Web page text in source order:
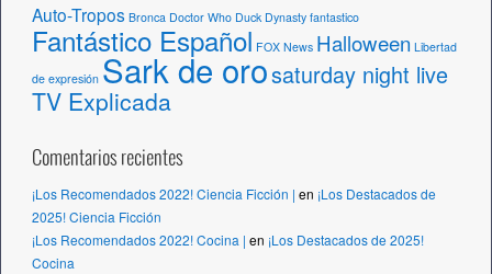
Auto-Tropos Bronca Doctor Who Duck Dynasty fantastico
Fantástico Español FOX News Halloween Libertad
de expresión Sark de orosaturday night live
TV Explicada
Comentarios recientes
¡Los Recomendados 2022! Ciencia Ficción | en ¡Los Destacados de
2025! Ciencia Ficción
¡Los Recomendados 2022! Cocina | en ¡Los Destacados de 2025!
Cocina